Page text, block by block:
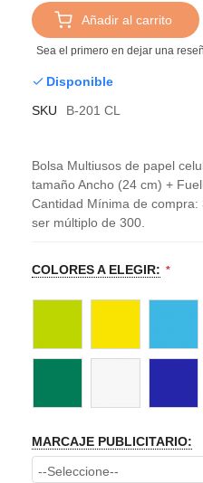
Añadir al carrito
Sea el primero en dejar una
Disponible
SKU
B-201 CL
Bolsa Multiusos de papel
tamaño Ancho (24 cm) +
Cantidad Mínima de
ser múltiplo de 300.
COLORES A ELEGIR:
MARCAJE PUBLICITARIO: